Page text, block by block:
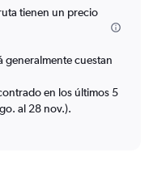
tienen un precio
generalmente cuestan
en los últimos 5
al 28 nov.).